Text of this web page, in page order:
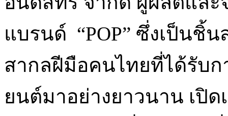
แบรนด์ “POP” ซึ่งเป็นชิ้
สากลฝีมือคนไทยที่ได้รับ
ยนต์มาอย่างยาวนาน เปิ